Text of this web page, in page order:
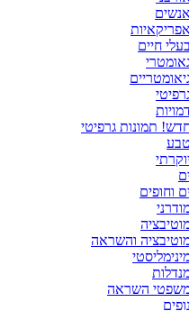
אנשים
אפריקאיות
בעלי חיים
דמויות
תמונות גרפיטי
טבע
וחופים
והשראה
השראה